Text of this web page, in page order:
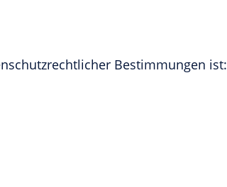
Bestimmungen ist: